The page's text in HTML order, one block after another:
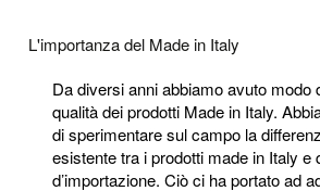
L'importanza del Made in Italy
Da diversi anni abbiamo avuto modo
qualità dei prodotti Made in Italy.
di sperimentare sul campo la
esistente tra i prodotti made in Italy e
d’importazione. Ciò ci ha portato ad